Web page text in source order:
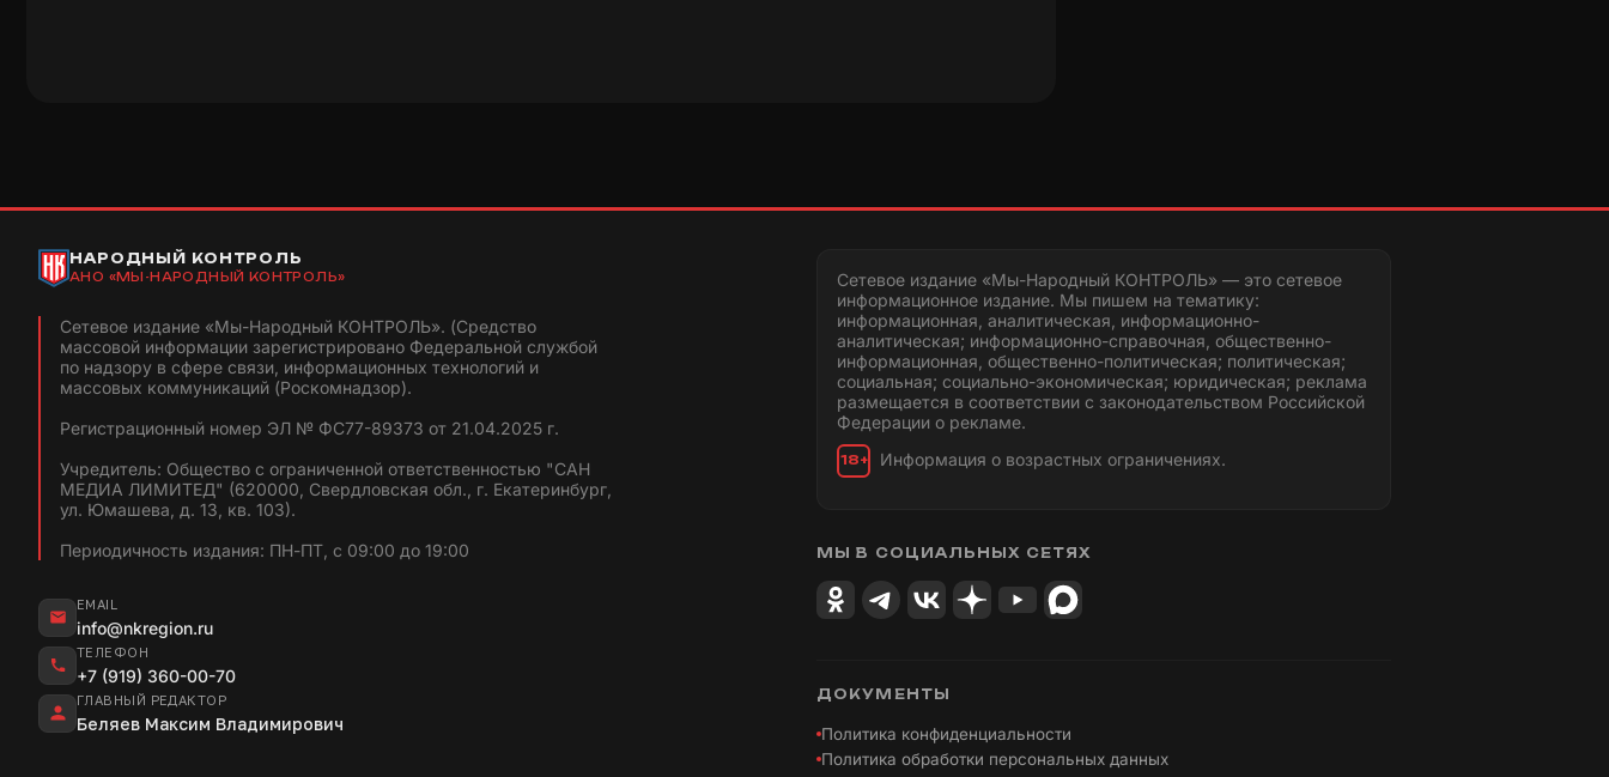
НАРОДНЫЙ КОНТРОЛЬ
АНО «МЫ-НАРОДНЫЙ КОНТРОЛЬ»
Сетевое издание «Мы-Народный КОНТРОЛЬ». (Средство
массовой информации зарегистрировано Федеральной службой
по надзору в сфере связи, информационных технологий и
массовых коммуникаций (Роскомнадзор).
Регистрационный номер ЭЛ № ФС77-89373 от 21.04.2025 г.
Учредитель: Общество с ограниченной ответственностью "САН
МЕДИА ЛИМИТЕД" (620000, Свердловская обл., г. Екатеринбург,
ул. Юмашева, д. 13, кв. 103).
Периодичность издания: ПН-ПТ, с 09:00 до 19:00
EMAIL
info@nkregion.ru
ТЕЛЕФОН
+7 (919) 360-00-70
ГЛАВНЫЙ РЕДАКТОР
Беляев Максим Владимирович
Сетевое издание «Мы-Народный КОНТРОЛЬ» — это сетевое
информационное издание. Мы пишем на тематику:
информационная, аналитическая, информационно-
аналитическая; информационно-справочная, общественно-
информационная, общественно-политическая; политическая;
социальная; социально-экономическая; юридическая; реклама
размещается в соответствии с законодательством Российской
Федерации о рекламе.
18+ Информация о возрастных ограничениях.
МЫ В СОЦИАЛЬНЫХ СЕТЯХ
ДОКУМЕНТЫ
Политика конфиденциальности
Политика обработки персональных данных